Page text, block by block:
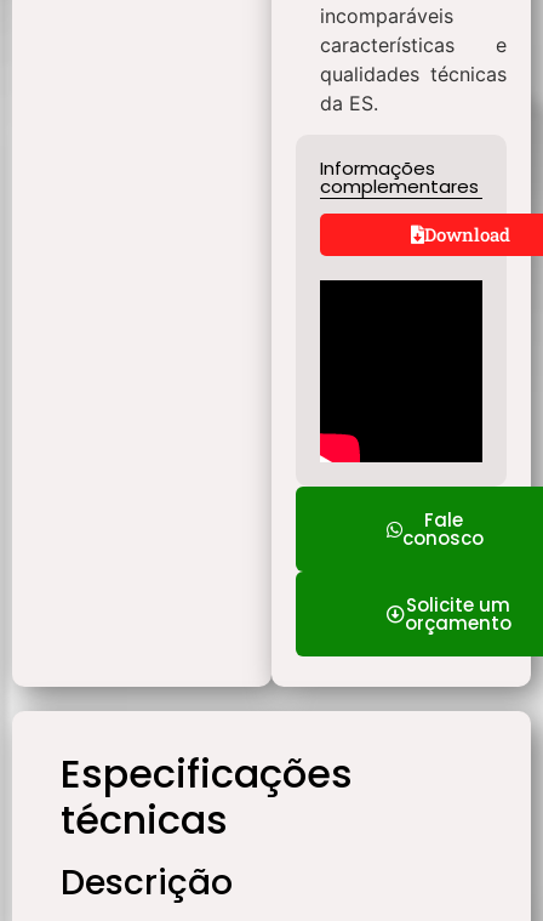
incomparáveis ​​
características e
qualidades técnicas
da ES.
Informações
complementares
Download
Fale
conosco
Solicite um
orçamento
Especificações
técnicas
Descrição